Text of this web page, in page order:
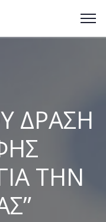
ΔΡΑΣΗ
ΤΗΝ